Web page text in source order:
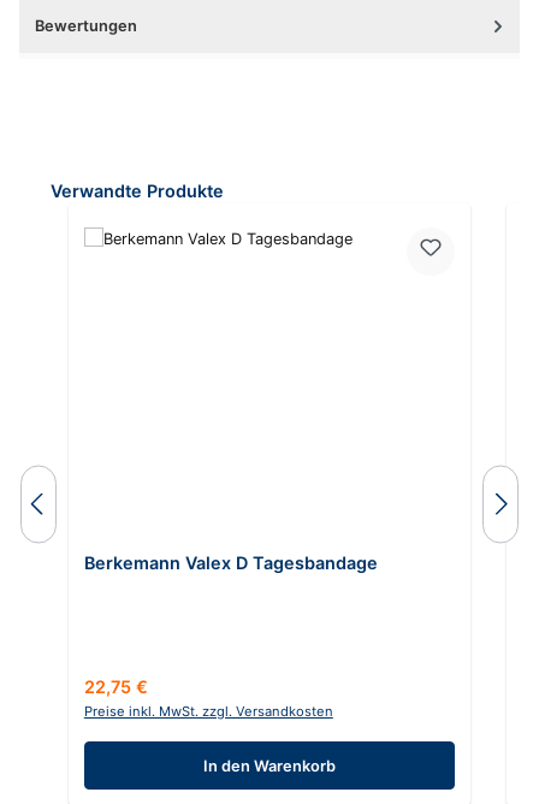
Bewertungen
Produktgalerie überspringen
Verwandte Produkte
Berkemann Valex D Tagesbandage
Regulärer Preis:
22,75 €
Preise inkl. MwSt. zzgl. Versandkosten
In den Warenkorb